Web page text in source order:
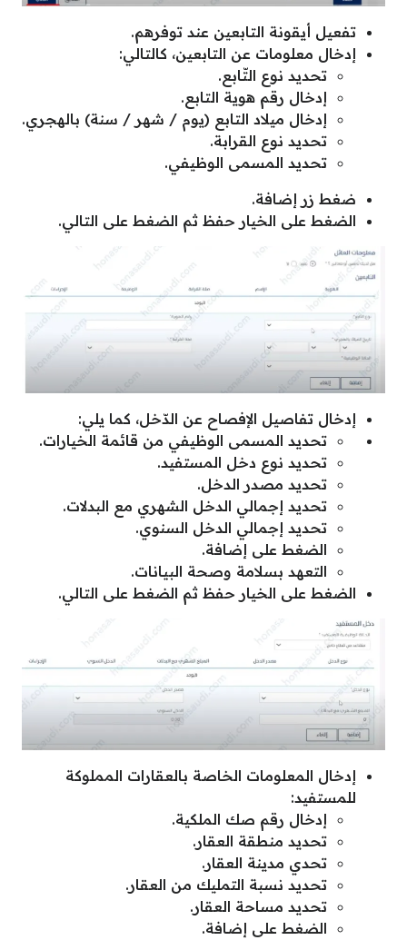
تفعيل أيقونة التابعين عند توفرهم.
إدخال معلومات عن التابعين، كالتالي:
تحديد نوع التّابع.
إدخال رقم هوية التابع.
إدخال ميلاد التابع (يوم / شهر / سنة) بالهجري.
تحديد نوع القرابة.
تحديد المسمى الوظيفي.
ضغط زر إضافة.
الضغط على الخيار حفظ ثم الضغط على التالي.
إدخال تفاصيل الإفصاح عن الدّخل، كما يلي:
تحديد المسمى الوظيفي من قائمة الخيارات.
تحديد نوع دخل المستفيد.
تحديد مصدر الدخل.
تحديد إجمالي الدخل الشهري مع البدلات.
تحديد إجمالي الدخل السنوي.
الضغط على إضافة.
التعهد بسلامة وصحة البيانات.
الضغط على الخيار حفظ ثم الضغط على التالي.
إدخال المعلومات الخاصة بالعقارات المملوكة
للمستفيد:
إدخال رقم صك الملكية.
تحديد منطقة العقار.
تحدي مدينة العقار.
تحديد نسبة التمليك من العقار.
تحديد مساحة العقار.
الضغط على إضافة.